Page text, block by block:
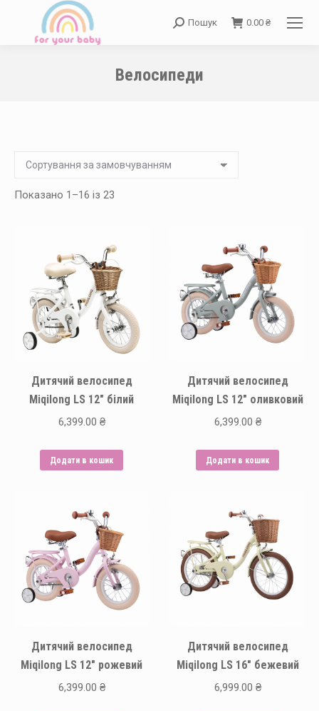
Search:
Пошук 0.00 ₴
Велосипеди
Показано 1–16 із 23
Дитячий велосипед
Miqilong LS 12″ білий
6,399.00 ₴
Додати в кошик
Дитячий велосипед
Miqilong LS 12″ оливковий
6,399.00 ₴
Додати в кошик
Дитячий велосипед
Miqilong LS 12″ рожевий
6,399.00 ₴
Дитячий велосипед
Miqilong LS 16″ бежевий
6,999.00 ₴